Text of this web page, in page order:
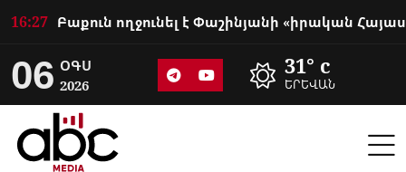
16:27
06 ՕԳՍ
2026
31° c
ԵՐԵՎԱՆ